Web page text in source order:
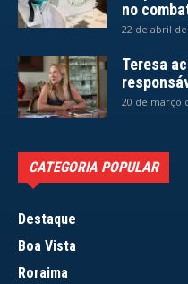
no
22 de abril de
Teresa
20 de março
CATEGORIA POPULAR
Destaque
Boa Vista
Roraima